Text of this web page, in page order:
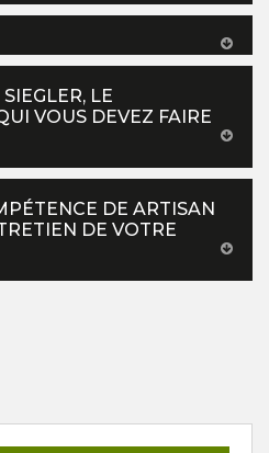
LE
VOUS DEVEZ FAIRE
DE ARTISAN
DE VOTRE